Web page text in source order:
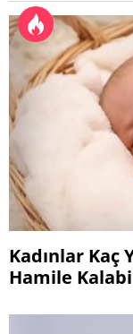
Kadınlar Kaç
Hamile